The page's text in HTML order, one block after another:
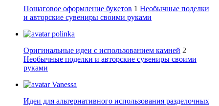
Пошаговое оформление букетов 1 Необычные поделки
и авторские сувениры своими руками
polinka
Оригинальные идеи с использованием камней 2
Необычные поделки и авторские сувениры своими
руками
Vanessa
Идеи для альтернативного использования разделочных